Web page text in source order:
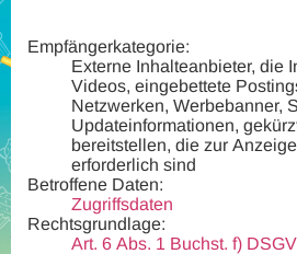
Empfängerkategorie:
Externe Inhalteanbieter, die
Videos, eingebettete
Netzwerken, Werbebanner,
Updateinformationen,
bereitstellen, die zur
erforderlich sind
Betroffene Daten:
Zugriffsdaten
Rechtsgrundlage:
Art. 6 Abs. 1 Buchst. f)